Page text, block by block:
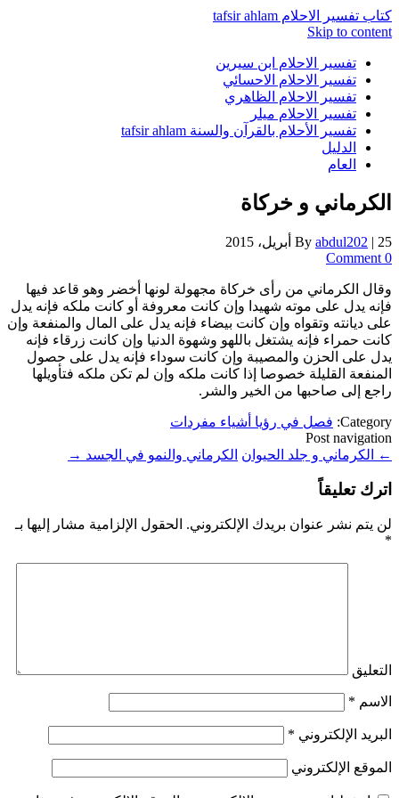
كتاب تفسير الاحلام tafsir ahlam
Skip to content
تفسير الاحلام ابن سيرين
تفسير الاحلام الاحسائي
تفسير الاحلام الظاهري
تفسير الاحلام ميلر
تفسير الأحلام بالقرآن والسنة tafsir ahlam
الدليل
العام
الكرماني و خركاة
By abdul202 | 25 أبريل، 2015
0 Comment
وقال الكرماني من رأى خركاة مجهولة لونها أخضر وهو قاعد فيها
فإنه يدل على موته شهيدا وإن كانت معروفة أو كانت ملكه فإنه يدل
على ديانته وتقواه وإن كانت بيضاء فإنه يدل على المال والمنفعة وإن
كانت حمراء فإنه يشتغل باللهو وشهوة الدنيا وإن كانت زرقاء فإنه
يدل على الحزن والمصيبة وإن كانت سوداء فإنه يدل على حصول
المنفعة القليلة خصوصا إذا كانت ملكه وإن لم تكن ملكه فتأويلها
راجع إلى صاحبها من الخير والشر.
Category: فصل في رؤيا أشياء مفردات
Post navigation
←
الكرماني و جلد الحيوان الكرماني والنمو في الجسد →
اترك تعليقاً
لن يتم نشر عنوان بريدك الإلكتروني. الحقول الإلزامية مشار إليها بـ
*
التعليق
الاسم *
البريد الإلكتروني *
الموقع الإلكتروني